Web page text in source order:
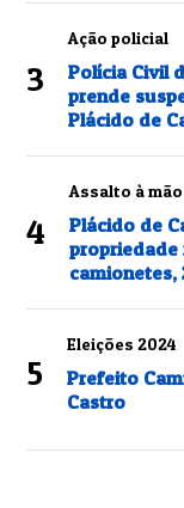
3
Ação policial
Polícia Civil
prende
Plácido de
4
Assalto à
Plácido de
propriedade
5
Eleições 2024
Prefeito
Castro